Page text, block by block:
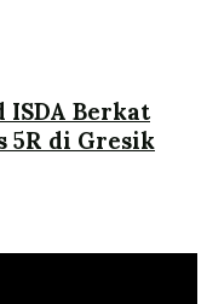
Berkat
5R di Gresik